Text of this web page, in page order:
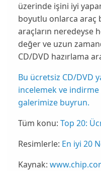
üzerinde işini iyi
boyutlu onlarca araç
araçların neredeyse
değer ve uzun
CD/DVD hazırlama
Bu ücretsiz CD/DVD
incelemek ve indirme
galerimize buyrun.
Tüm konu: Top 20:
Resimlerle: En iyi 20
Kaynak: